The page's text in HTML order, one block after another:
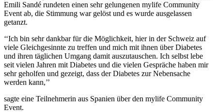
Emili Sandé rundeten einen sehr gelungenen mylife Community
Event ab, die Stimmung war gelöst und es wurde ausgelassen
getanzt.
‘‘Ich bin sehr dankbar für die Möglichkeit, hier in der Schweiz auf
viele Gleichgesinnte zu treffen und mich mit ihnen über Diabetes
und ihren täglichen Umgang damit auszutauschen. Ich selbst lebe
seit vielen Jahren mit Diabetes und die vielen Gespräche haben mir
sehr geholfen und gezeigt, dass der Diabetes zur Nebensache
werden kann,’’
sagte eine Teilnehmerin aus Spanien über den mylife Community
Event.